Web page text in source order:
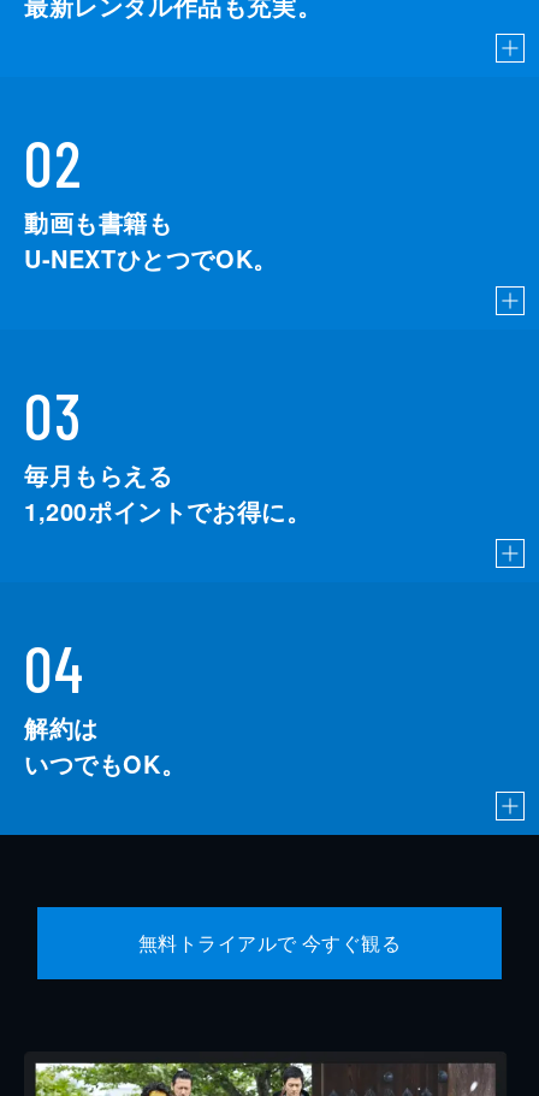
02
動画も書籍も
U-NEXTひとつでOK。
03
毎月もらえる
1,200ポイントでお得に。
04
解約は
いつでもOK。
無料トライアルで 今すぐ観る